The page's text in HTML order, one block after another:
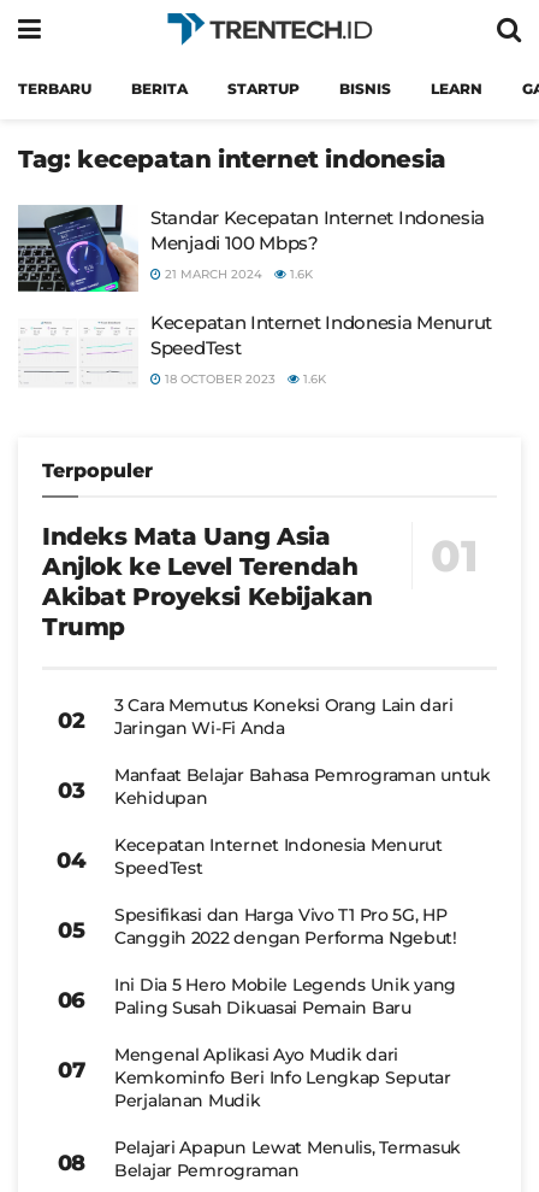
TERBARU BERITA STARTUP BISNIS LEARN
Tag: kecepatan internet indonesia
Standar Kecepatan Internet Indonesia
Menjadi 100 Mbps?
21 MARCH 2024 1.6K
Kecepatan Internet Indonesia Menurut
SpeedTest
18 OCTOBER 2023 1.6K
Terpopuler
Indeks Mata Uang Asia
Anjlok ke Level Terendah
Akibat Proyeksi Kebijakan
Trump
3 Cara Memutus Koneksi Orang Lain dari
Jaringan Wi-Fi Anda
Manfaat Belajar Bahasa Pemrograman untuk
Kehidupan
Kecepatan Internet Indonesia Menurut
SpeedTest
Spesifikasi dan Harga Vivo T1 Pro 5G, HP
Canggih 2022 dengan Performa Ngebut!
Ini Dia 5 Hero Mobile Legends Unik yang
Paling Susah Dikuasai Pemain Baru
Mengenal Aplikasi Ayo Mudik dari
Kemkominfo Beri Info Lengkap Seputar
Perjalanan Mudik
Pelajari Apapun Lewat Menulis, Termasuk
Belajar Pemrograman